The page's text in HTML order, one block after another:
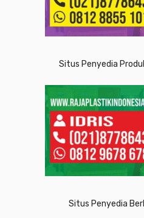
Situs Penyedia
Situs Penyedia